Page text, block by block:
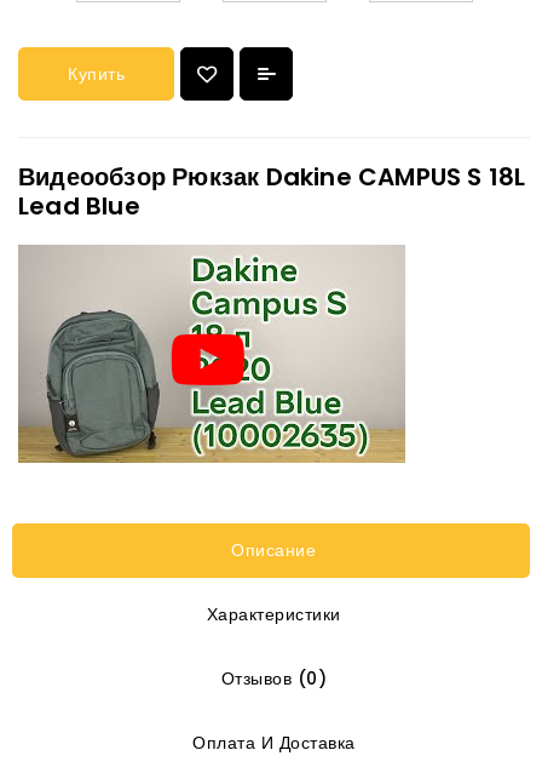
Купить
Видеообзор Рюкзак Dakine CAMPUS S 18L
Lead Blue
Описание
Характеристики
Отзывов (0)
Оплата И Доставка